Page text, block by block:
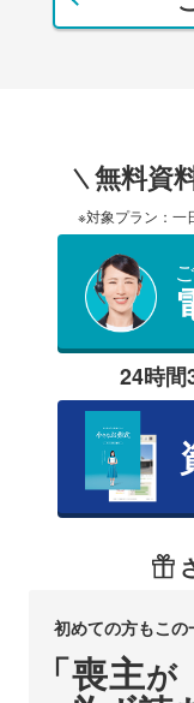
無料資
※対象プラン：一
24時間
初めての方もこの
「喪主が